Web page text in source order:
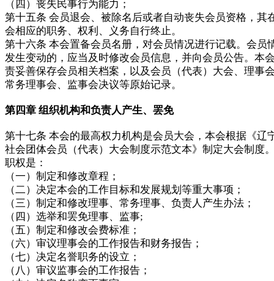
（四）丧失民事行为能力；
第十五条 会员退会、被除名后或者自动丧失会员资格，其
会相应的职务、权利、义务自行终止。
第十六条 本会置备会员名册，对会员情况进行记载。会员
发生变动的，应当及时修改会员信息，并向会员公告。本
责妥善保存会员相关档案，以及会员（代表）大会、理事
常务理事会、监事会决议等原始记录。
第四章 组织机构和负责人产生、罢免
第十七条 本会的最高权力机构是会员大会，本会根据《辽
社会团体会员（代表）大会制度示范文本》制定大会制度
职权是：
（一）制定和修改章程；
（二）决定本会的工作目标和发展规划等重大事项；
（三）制定和修改理事、常务理事、负责人产生办法；
（四）选举和罢免理事、监事;
（五）制定和修改会费标准；
（六）审议理事会的工作报告和财务报告；
（七）决定名誉职务的设立；
（八）审议监事会的工作报告；